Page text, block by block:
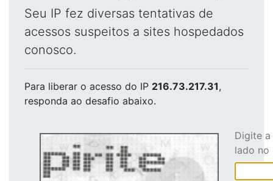
Seu IP fez diversas tentativas de
acessos suspeitos a sites hospedados
conosco.
Para liberar o acesso do IP 216.73.217.31,
responda ao desafio abaixo.
Digite
lado no